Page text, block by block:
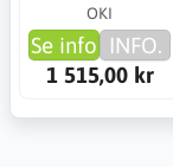
OKI
Se info INFO.
1 515,00 kr